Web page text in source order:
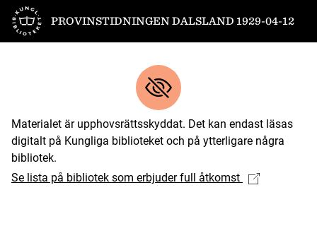
Till startsidan
PROVINSTIDNINGEN DALSLAND 1929-04-12
Materialet är upphovsrättsskyddat. Det kan endast läsas
digitalt på Kungliga biblioteket och på ytterligare några
bibliotek.
Se lista på bibliotek som erbjuder full åtkomst